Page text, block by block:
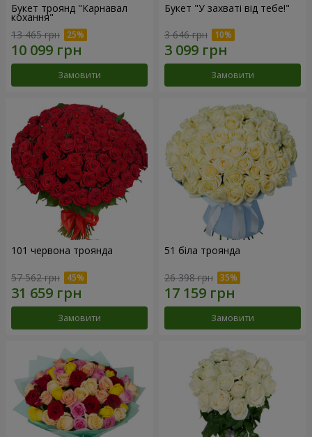
Букет троянд "Карнавал
кохання"
13 465 грн
Замовити
Букет "У захваті від тебе!"
3 646 грн
Замовити
101 червона троянда
57 562 грн
Замовити
51 біла троянда
26 398 грн
Замовити